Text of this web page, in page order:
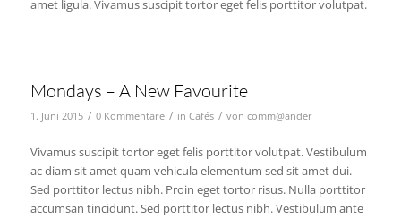
amet ligula. Vivamus suscipit tortor eget felis porttitor volutpat.
Mondays – A New Favourite
1. Juni 2015 / 0 Kommentare / in Cafés / von comm@ander
Vivamus suscipit tortor eget felis porttitor volutpat. Vestibulum
ac diam sit amet quam vehicula elementum sed sit amet dui.
Sed porttitor lectus nibh. Proin eget tortor risus. Nulla porttitor
accumsan tincidunt. Sed porttitor lectus nibh. Vestibulum ante